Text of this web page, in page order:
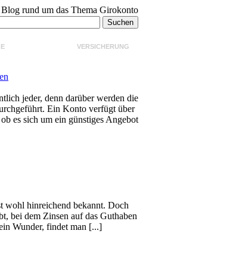
rund um das Thema Girokonto
VERSICHERUNG
jeder, denn darüber werden die
Ein Konto verfügt über
es sich um ein günstiges Angebot
wohl hinreichend bekannt. Doch
bei dem Zinsen auf das Guthaben
Wunder, findet man [...]